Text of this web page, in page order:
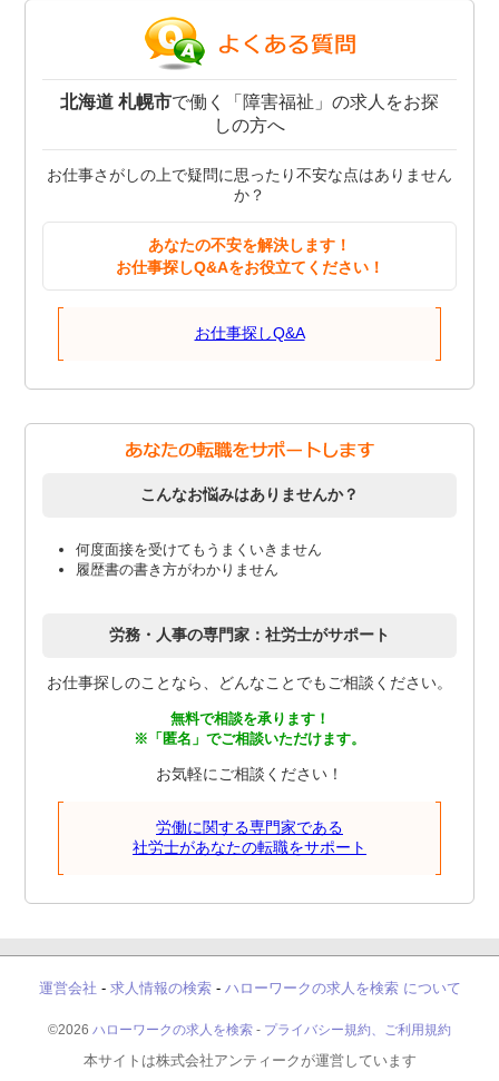
北海道 札幌市で働く「障害福祉」の求人をお探
しの方へ
お仕事さがしの上で疑問に思ったり不安な点はありません
か？
あなたの不安を解決します！
お仕事探しQ&Aをお役立てください！
お仕事探しQ&A
こんなお悩みはありませんか？
何度面接を受けてもうまくいきません
履歴書の書き方がわかりません
労務・人事の専門家：社労士がサポート
お仕事探しのことなら、どんなことでもご相談ください。
無料で相談を承ります！
※「匿名」でご相談いただけます。
お気軽にご相談ください！
労働に関する専門家である
社労士があなたの転職をサポート
運営会社 - 求人情報の検索- ハローワークの求人を検索 について
©2026 ハローワークの求人を検索 - プライバシー規約、ご利用規約
本サイトは株式会社アンティークが運営しています